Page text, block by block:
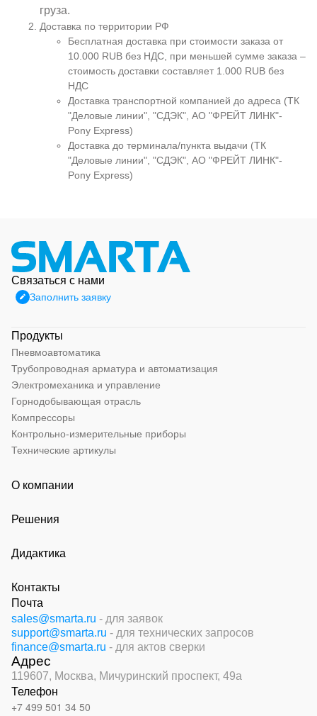
груза.
Доставка по территории РФ
Бесплатная доставка при стоимости заказа от
10.000 RUB без НДС, при меньшей сумме заказа –
стоимость доставки составляет 1.000 RUB без
НДС
Доставка транспортной компанией до адреса (ТК
"Деловые линии", "СДЭК", АО "ФРЕЙТ ЛИНК"-
Pony Express)
Доставка до терминала/пункта выдачи (ТК
"Деловые линии", "СДЭК", АО "ФРЕЙТ ЛИНК"-
Pony Express)
Связаться с нами
Заполнить заявку
Продукты
Пневмоавтоматика
Трубопроводная арматура и автоматизация
Электромеханика и управление
Горнодобывающая отрасль
Компрессоры
Контрольно-измерительные приборы
Технические артикулы
О компании
Решения
Дидактика
Контакты
Почта
sales@smarta.ru - для заявок
support@smarta.ru - для технических запросов
finance@smarta.ru - для актов сверки
Адрес
119607, Москва, Мичуринский проспект, 49а
Телефон
+7 499 501 34 50